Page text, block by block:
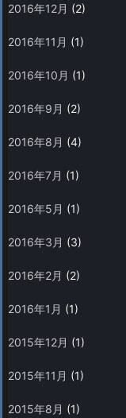
2016年12月 (2)
2016年11月 (1)
2016年10月 (1)
2016年9月 (2)
2016年8月 (4)
2016年7月 (1)
2016年5月 (1)
2016年3月 (3)
2016年2月 (2)
2016年1月 (1)
2015年12月 (1)
2015年11月 (1)
2015年8月 (1)